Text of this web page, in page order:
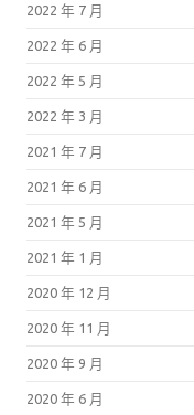
2022 年 7 月
2022 年 6 月
2022 年 5 月
2022 年 3 月
2021 年 7 月
2021 年 6 月
2021 年 5 月
2021 年 1 月
2020 年 12 月
2020 年 11 月
2020 年 9 月
2020 年 6 月